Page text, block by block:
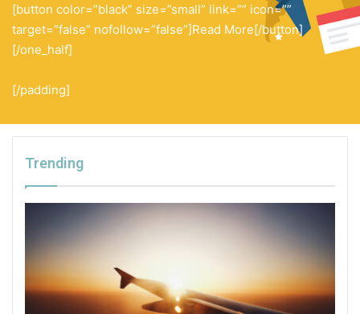
[button color=”black” size=”small” link=”” icon=””
target=”false” nofollow=”false”]Read More[/button]
[/one_half]
[/padding]
Trending